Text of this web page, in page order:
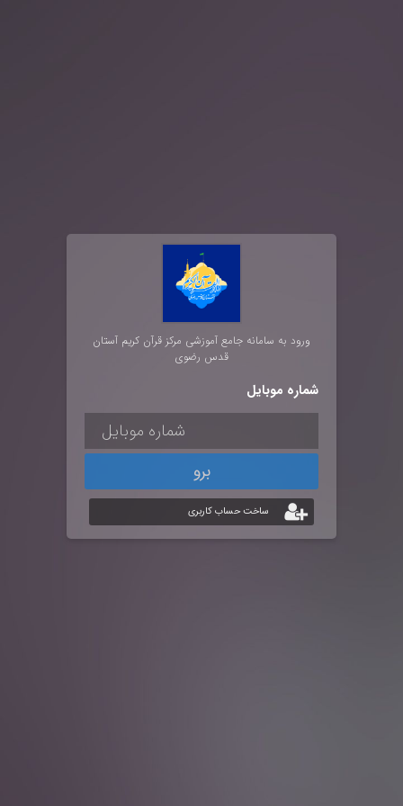
ورود به سامانه جامع آموزشی مرکز قرآن کریم آستان
قدس رضوی
شماره موبایل
برو
ساخت حساب کاربری